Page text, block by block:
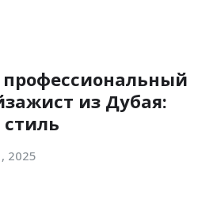
профессиональный
из Дубая:
2025